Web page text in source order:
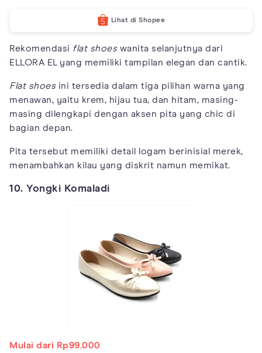
Lihat di Shopee
Rekomendasi flat shoeswanita selanjutnya dari
ELLORA EL yang memiliki tampilan elegan dan cantik.
Flat shoesini tersedia dalam tiga pilihan warna yang
menawan, yaitu krem, hijau tua, dan hitam, masing-
masing dilengkapi dengan aksen pita yang chic di
bagian depan.
Pita tersebut memiliki detail logam berinisial merek,
menambahkan kilau yang diskrit namun memikat.
10. Yongki Komaladi
Mulai dari Rp99.000